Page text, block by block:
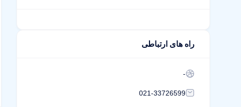
راه های ارتباطی
-
021-33726599